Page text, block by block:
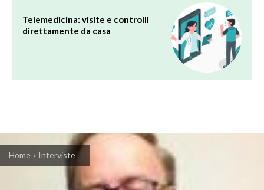
Telemedicina: visite e controlli
direttamente da casa